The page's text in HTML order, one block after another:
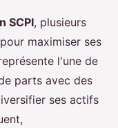
SCPI, plusieurs
maximiser ses
l'une de
parts avec des
ses actifs